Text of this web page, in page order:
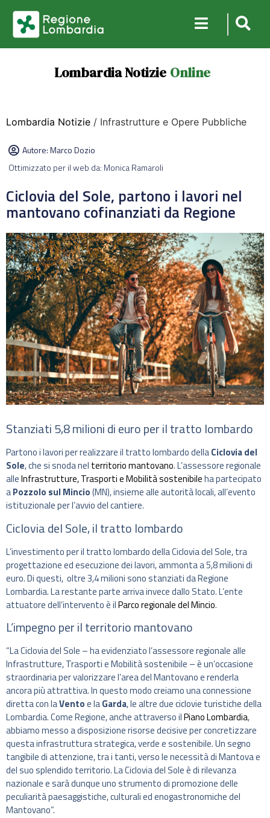
Lombardia Notizie Online
Lombardia Notizie / Infrastrutture e Opere Pubbliche
Autore:Marco Dozio
Ottimizzato per il web da: Monica Ramaroli
Ciclovia del Sole, partono i lavori nel
mantovano cofinanziati da Regione
Stanziati 5,8 milioni di euro per il tratto lombardo
Partono i lavori per realizzare il tratto lombardo dellaCiclovia del
Sole, che si snoda nel territorio mantovano. L’assessore regionale
alleInfrastrutture, Trasporti e Mobilità sostenibileha partecipato
aPozzolo sul Mincio(MN), insieme alle autorità locali, all’evento
istituzionale per l’avvio del cantiere.
Ciclovia del Sole, il tratto lombardo
L’investimento per il tratto lombardo della Ciclovia del Sole, tra
progettazione ed esecuzione dei lavori, ammonta a 5,8 milioni di
euro. Di questi, oltre 3,4 milioni sono stanziati da Regione
Lombardia. La restante parte arriva invece dallo Stato. L’ente
attuatore dell’intervento è ilParco regionale del Mincio.
L’impegno per il territorio mantovano
“La Ciclovia del Sole – ha evidenziato l’assessore regionale alle
Infrastrutture, Trasporti e Mobilità sostenibile – è un’occasione
straordinaria per valorizzare l’area del Mantovano e renderla
ancora più attrattiva. In questo modo creiamo una connessione
diretta con laVentoe laGarda, le altre due ciclovie turistiche della
Lombardia. Come Regione, anche attraverso ilPiano Lombardia,
abbiamo messo a disposizione risorse decisive per concretizzare
questa infrastruttura strategica, verde e sostenibile. Un segno
tangibile di attenzione, tra i tanti, verso le necessità di Mantova e
del suo splendido territorio. La Ciclovia del Sole è di rilevanza
nazionale e sarà dunque uno strumento di promozione delle
peculiarità paesaggistiche, culturali ed enogastronomiche del
Mantovano”.